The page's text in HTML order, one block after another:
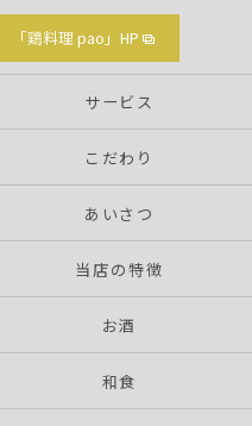
「鶏料理 pao」HP
サービス
こだわり
あいさつ
当店の特徴
お酒
和食